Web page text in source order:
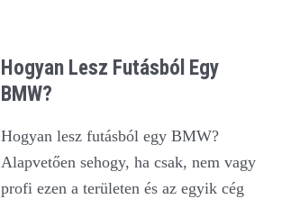
Hogyan Lesz Futásból Egy
BMW?
Hogyan lesz futásból egy BMW?
Alapvetően sehogy, ha csak, nem vagy
profi ezen a területen és az egyik cég